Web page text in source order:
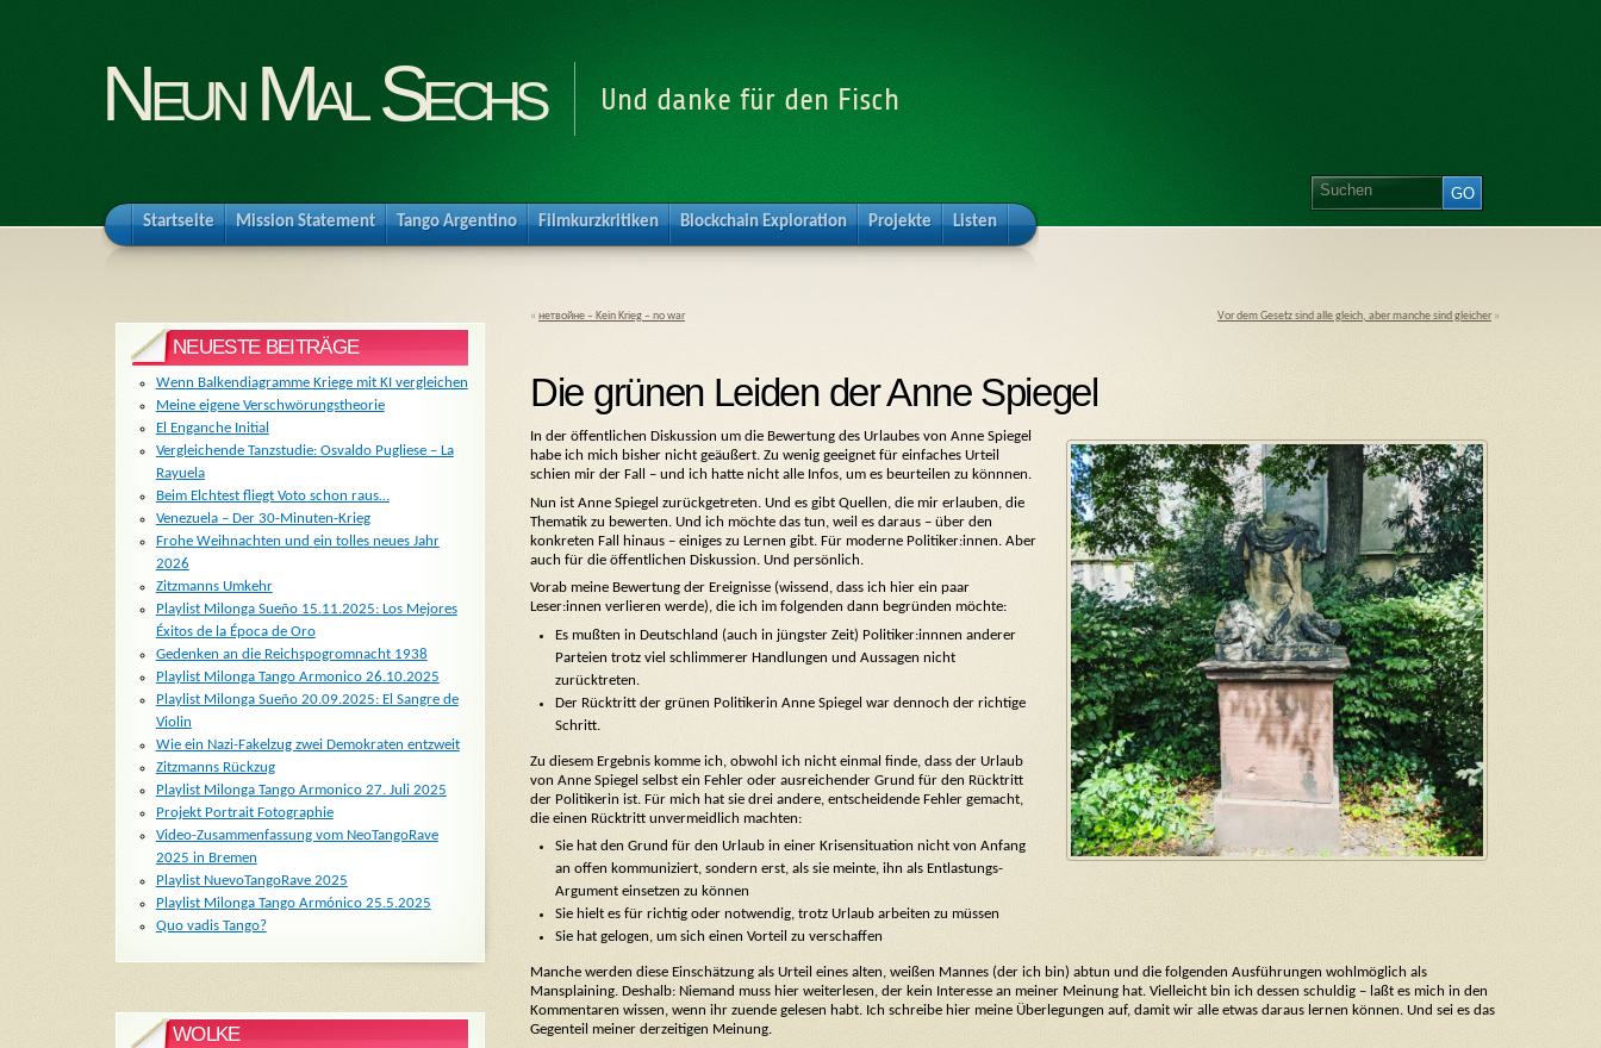
Neun Mal Sechs Und danke für den Fisch
Startseite Mission Statement Tango Argentino Filmkurzkritiken Blockchain Exploration Projekte Listen
« нетвойне – Kein Krieg – no war Vor dem Gesetz sind alle gleich, aber manche sind gleicher»
Die grünen Leiden der Anne Spiegel
In der öffentlichen Diskussion um die Bewertung des Urlaubes von Anne Spiegel
habe ich mich bisher nicht geäußert. Zu wenig geeignet für einfaches Urteil
schien mir der Fall – und ich hatte nicht alle Infos, um es beurteilen zu könnnen.
Nun ist Anne Spiegel zurückgetreten. Und es gibt Quellen, die mir erlauben, die
Thematik zu bewerten. Und ich möchte das tun, weil es daraus – über den
konkreten Fall hinaus – einiges zu Lernen gibt. Für moderne Politiker:innen. Aber
auch für die öffentlichen Diskussion. Und persönlich.
Vorab meine Bewertung der Ereignisse (wissend, dass ich hier ein paar
Leser:innen verlieren werde), die ich im folgenden dann begründen möchte:
Es mußten in Deutschland (auch in jüngster Zeit) Politiker:innnen anderer
Parteien trotz viel schlimmerer Handlungen und Aussagen nicht
zurücktreten.
Der Rücktritt der grünen Politikerin Anne Spiegel war dennoch der richtige
Schritt.
Zu diesem Ergebnis komme ich, obwohl ich nicht einmal finde, dass der Urlaub
von Anne Spiegel selbst ein Fehler oder ausreichender Grund für den Rücktritt
der Politikerin ist. Für mich hat sie drei andere, entscheidende Fehler gemacht,
die einen Rücktritt unvermeidlich machten:
Sie hat den Grund für den Urlaub in einer Krisensituation nicht von Anfang
an offen kommuniziert, sondern erst, als sie meinte, ihn als Entlastungs-
Argument einsetzen zu können
Sie hielt es für richtig oder notwendig, trotz Urlaub arbeiten zu müssen
Sie hat gelogen, um sich einen Vorteil zu verschaffen
Manche werden diese Einschätzung als Urteil eines alten, weißen Mannes (der ich bin) abtun und die folgenden Ausführungen wohlmöglich als
Mansplaining. Deshalb: Niemand muss hier weiterlesen, der kein Interesse an meiner Meinung hat. Vielleicht bin ich dessen schuldig – laßt es mich in den
Kommentaren wissen, wenn ihr zuende gelesen habt. Ich schreibe hier meine Überlegungen auf, damit wir alle etwas daraus lernen können. Und sei es das
Gegenteil meiner derzeitigen Meinung.
NEUESTE BEITRÄGE
Wenn Balkendiagramme Kriege mit KI vergleichen
Meine eigene Verschwörungstheorie
El Enganche Initial
Vergleichende Tanzstudie: Osvaldo Pugliese – La
Rayuela
Beim Elchtest fliegt Voto schon raus…
Venezuela – Der 30-Minuten-Krieg
Frohe Weihnachten und ein tolles neues Jahr
2026
Zitzmanns Umkehr
Playlist Milonga Sueño 15.11.2025: Los Mejores
Éxitos de la Época de Oro
Gedenken an die Reichspogromnacht 1938
Playlist Milonga Tango Armonico 26.10.2025
Playlist Milonga Sueño 20.09.2025: El Sangre de
Violin
Wie ein Nazi-Fakelzug zwei Demokraten entzweit
Zitzmanns Rückzug
Playlist Milonga Tango Armonico 27. Juli 2025
Projekt Portrait Fotographie
Video-Zusammenfassung vom NeoTangoRave
2025 in Bremen
Playlist NuevoTangoRave 2025
Playlist Milonga Tango Armónico 25.5.2025
Quo vadis Tango?
WOLKE